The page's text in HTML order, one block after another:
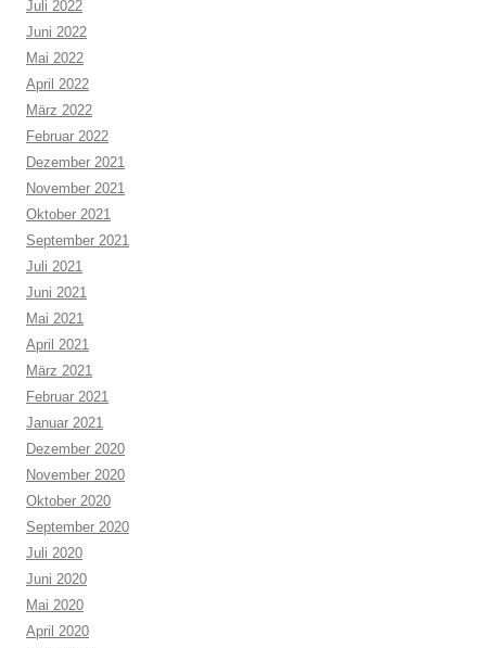
Juli 2022
Juni 2022
Mai 2022
April 2022
März 2022
Februar 2022
Dezember 2021
November 2021
Oktober 2021
September 2021
Juli 2021
Juni 2021
Mai 2021
April 2021
März 2021
Februar 2021
Januar 2021
Dezember 2020
November 2020
Oktober 2020
September 2020
Juli 2020
Juni 2020
Mai 2020
April 2020